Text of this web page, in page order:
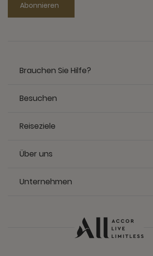
Abonnieren
Brauchen Sie Hilfe?
Besuchen
Reiseziele
Über uns
Unternehmen